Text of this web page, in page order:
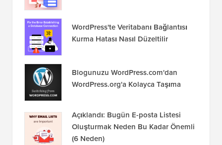
WordPress'te Veritabanı Bağlantısı
Kurma Hatası Nasıl Düzeltilir
Blogunuzu WordPress.com'dan
WordPress.org'a Kolayca Taşıma
Açıklandı: Bugün E-posta Listesi
Oluşturmak Neden Bu Kadar Önemli
(6 Neden)